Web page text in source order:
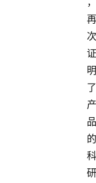
再
次
证
明
了
产
品
的
科
研